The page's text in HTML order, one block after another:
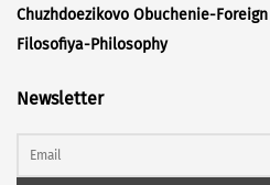
Chuzhdoezikovo Obuchenie-
Filosofiya-Philosophy
Newsletter